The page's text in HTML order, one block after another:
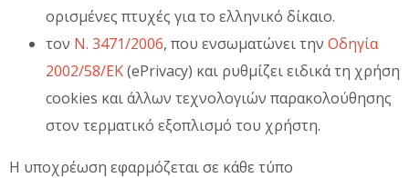
ορισμένες πτυχές για το ελληνικό δίκαιο.
τον Ν. 3471/2006, που ενσωματώνει την Οδηγία
2002/58/ΕΚ(ePrivacy) και ρυθμίζει ειδικά τη χρήση
cookies και άλλων τεχνολογιών παρακολούθησης
στον τερματικό εξοπλισμό του χρήστη.
Η υποχρέωση εφαρμόζεται σε κάθε τύπο